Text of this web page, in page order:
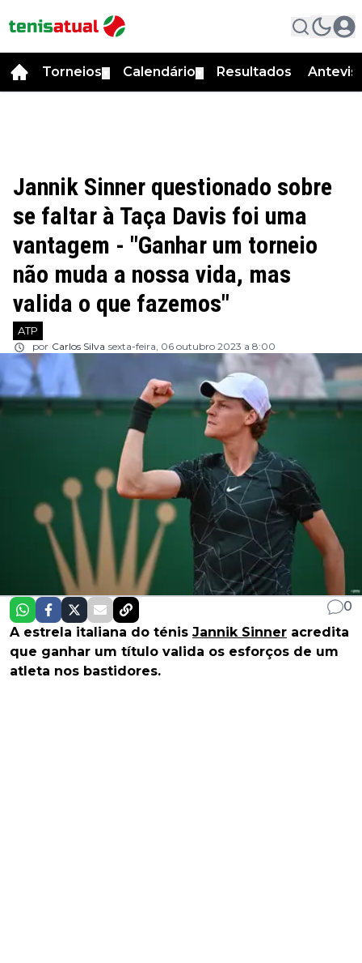
Torneios Calendário Resultados
Jannik Sinner questionado sobre
se faltar à Taça Davis foi uma
vantagem - "Ganhar um torneio
não muda a nossa vida, mas
valida o que fazemos"
ATP
por Carlos Silva sexta-feira, 06 outubro 2023 a 8:00
0
A estrela italiana do ténis Jannik Sinner acredita
que ganhar um título valida os esforços de um
atleta nos bastidores.